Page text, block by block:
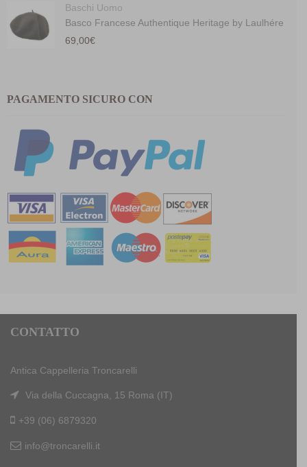
Baschi Uomo
Basco Francese Authentique Heritage by Laulhére
69,00€
PAGAMENTO SICURO CON
CONTATTO
Antica Cappelleria Troncarelli
Via della Cuccagna, 15 Roma (IT)
+39 (06) 6879320
info@troncarelli.it